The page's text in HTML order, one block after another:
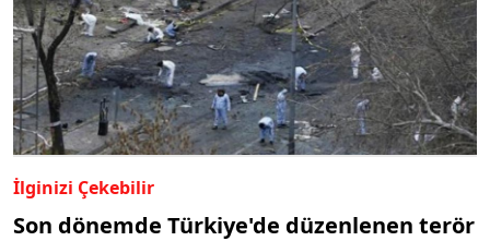
İlginizi Çekebilir
Son dönemde Türkiye'de düzenlenen terör